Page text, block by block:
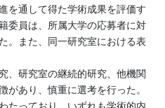
を通して得た学術成果を評価す
委員は、所属大学の応募者に対
。また、同一研究室における表
、研究室の継続的研究、他機関
があり、慎重に選考を行った。